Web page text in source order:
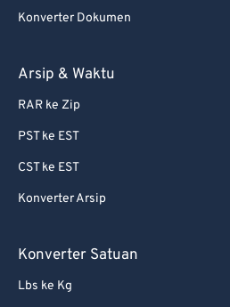
Konverter Dokumen
Arsip & Waktu
RAR ke Zip
PST ke EST
CST ke EST
Konverter Arsip
Konverter Satuan
Lbs ke Kg